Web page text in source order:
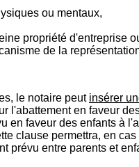
ou mentaux,
propriété d'entreprise
de la
le notaire peut insérer
l'abattement en faveur
faveur des enfants à
clause permettra, en
prévu entre parents et